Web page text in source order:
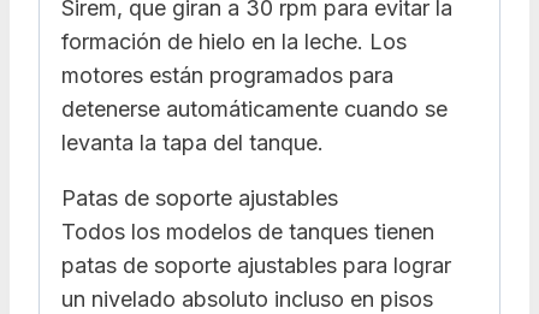
Sirem, que giran a 30 rpm para evitar la
formación de hielo en la leche. Los
motores están programados para
detenerse automáticamente cuando se
levanta la tapa del tanque.
Patas de soporte ajustables
Todos los modelos de tanques tienen
patas de soporte ajustables para lograr
un nivelado absoluto incluso en pisos